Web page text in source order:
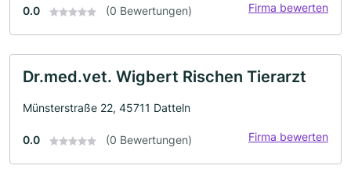
0.0 (0 Bewertungen) Firma bewerten
Dr.med.vet. Wigbert Rischen Tierarzt
Münsterstraße 22, 45711 Datteln
0.0 (0 Bewertungen) Firma bewerten